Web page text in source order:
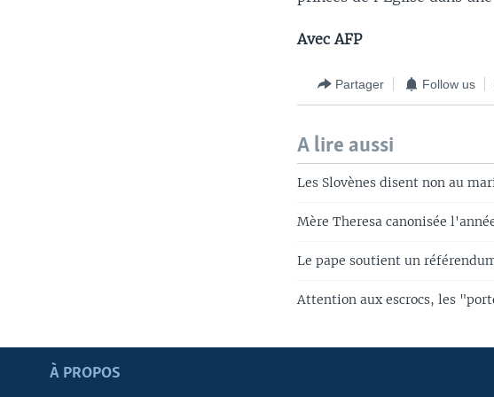
Avec AFP
Partager Follow us
A lire aussi
Les Slovènes disent non au
Mère Theresa canonisée
Le pape soutient un
Attention aux escrocs, les
À PROPOS